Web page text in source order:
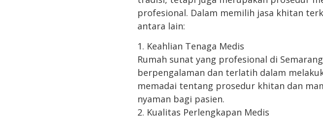
profesional. Dalam memilih jasa khitan
antara lain:
1. Keahlian Tenaga Medis
Rumah sunat yang profesional di
berpengalaman dan terlatih dalam
memadai tentang prosedur khitan dan
nyaman bagi pasien.
2. Kualitas Perlengkapan Medis